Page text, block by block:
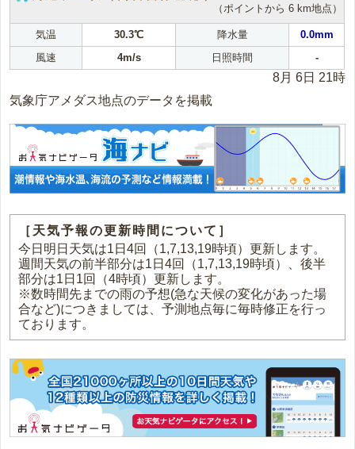
（ポイントから 6 km地点）
気温 30.3℃ 降水量
0.0mm
風速
4m/s 日照時間 -
8月 6日 21時
気象庁アメダス地点のデータを掲載
［天気予報の更新時間について］
今日明日天気は1日4回（1,7,13,19時頃）更新します。
週間天気の前半部分は1日4回（1,7,13,19時頃）、後半
部分は1日1回（4時頃）更新します。
※数時間先までの雨の予想(急な天候の変化があった場
合など)につきましては、予測地点毎に毎時修正を行っ
ております。